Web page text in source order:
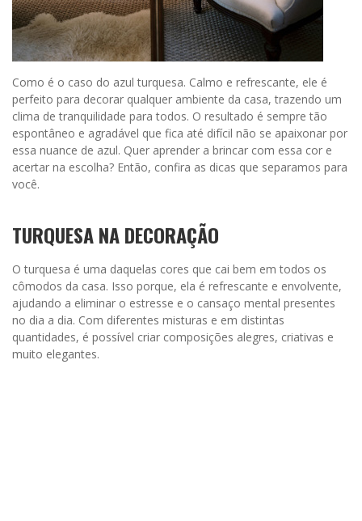
Como é o caso do azul turquesa. Calmo e refrescante, ele é
perfeito para decorar qualquer ambiente da casa, trazendo um
clima de tranquilidade para todos. O resultado é sempre tão
espontâneo e agradável que fica até difícil não se apaixonar por
essa nuance de azul. Quer aprender a brincar com essa cor e
acertar na escolha? Então, confira as dicas que separamos para
você.
TURQUESA NA DECORAÇÃO
O turquesa é uma daquelas cores que cai bem em todos os
cômodos da casa. Isso porque, ela é refrescante e envolvente,
ajudando a eliminar o estresse e o cansaço mental presentes
no dia a dia. Com diferentes misturas e em distintas
quantidades, é possível criar composições alegres, criativas e
muito elegantes.